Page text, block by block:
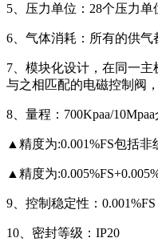
5、压力单位：28个压力
6、气体消耗：所有的供
7、模块化设计，在同一
与之相匹配的电磁控制阀
8、量程：700Kpaa/
▲精度为:0.001%FS包括
▲精度为
9、控制稳定性：0.001%FS
10、密封等级：IP20